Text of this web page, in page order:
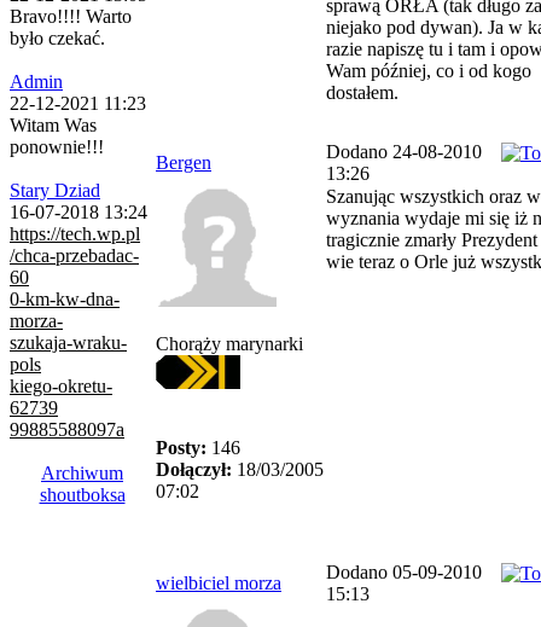
Bravo!!!! Warto
było czekać.
Admin
22-12-2021 11:23
Witam Was
ponownie!!!
Stary Dziad
16-07-2018 13:24
https://tech.wp.pl
/chca-przebadac-
60
0-km-kw-dna-
morza-
szukaja-wraku-
pols
kiego-okretu-
62739
99885588097a
Archiwum
shoutboksa
sprawą ORŁA (tak długo
niejako pod dywan). Ja w
razie napiszę tu i tam i
Wam później, co i od kogo
dostałem.
Bergen
Dodano 24-08-2010
13:26
Chorąży marynarki
Posty: 146
Dołączył: 18/03/2005
07:02
Szanując wszystkich oraz
wyznania wydaje mi się iż
tragicznie zmarły
wie teraz o Orle już
wielbiciel morza
Dodano 05-09-2010
15:13